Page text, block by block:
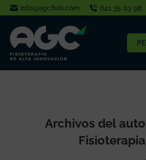
info@agcfisio.com 641 35 03 98
Archivos del
Fisioterapia